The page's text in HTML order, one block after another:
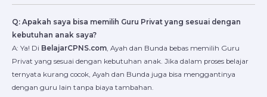
Q: Apakah saya bisa memilih Guru Privat yang sesuai dengan
kebutuhan anak saya?
A: Ya! Di BelajarCPNS.com, Ayah dan Bunda bebas memilih Guru
Privat yang sesuai dengan kebutuhan anak. Jika dalam proses belajar
ternyata kurang cocok, Ayah dan Bunda juga bisa menggantinya
dengan guru lain tanpa biaya tambahan.